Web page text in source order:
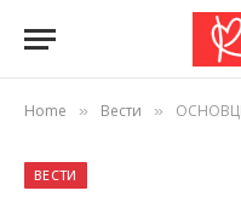
Home » Вести » ОСНОВЦИТЕ ГИ ДОБИЈА
ВЕСТИ